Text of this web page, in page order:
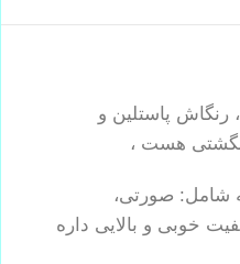
رنگاش پاستلین و
هست ،
داره که شامل: صورتی،
خوبی و بالایی داره